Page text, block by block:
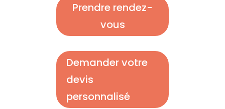
Prendre rendez-
vous
Demander votre
devis
personnalisé